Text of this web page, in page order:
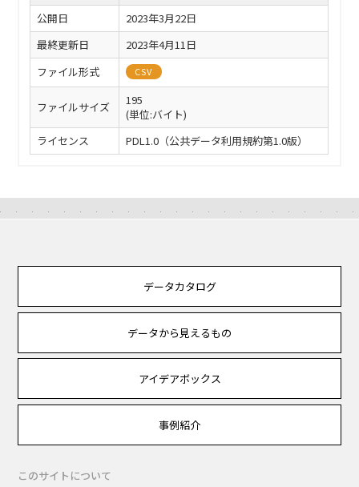
公開日
2023年3月22日
最終更新日
2023年4月11日
ファイル形式
CSV
ファイルサイズ
195
(単位:バイト)
ライセンス
PDL1.0（公共データ利用規約第1.0版）
データカタログ
データから見えるもの
アイデアボックス
事例紹介
このサイトについて